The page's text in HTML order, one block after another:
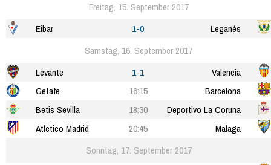
Freitag, 15. September 2017
Eibar
1-0
Leganés
Samstag, 16. September 2017
Levante
1-1
Valencia
Getafe
16:15
Barcelona
Betis Sevilla
18:30
Deportivo La Coruna
Atletico Madrid
20:45
Malaga
Sonntag, 17. September 2017